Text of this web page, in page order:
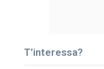
T’interessa?